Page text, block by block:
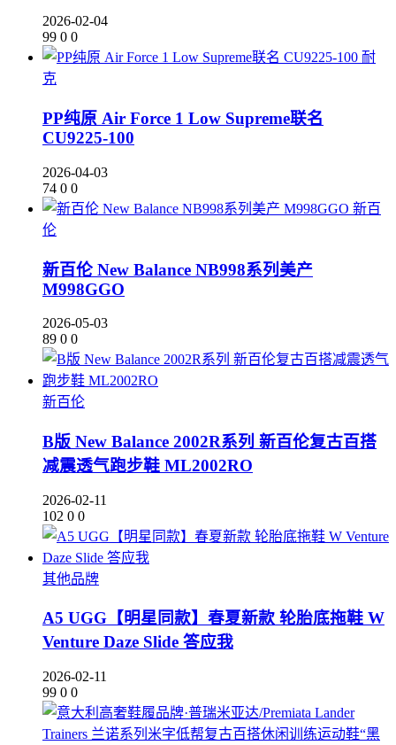
2026-02-04
99 0 0
耐
克
PP纯原 Air Force 1 Low Supreme联名
CU9225-100
2026-04-03
74 0 0
新百
伦
新百伦 New Balance NB998系列美产
M998GGO
2026-05-03
89 0 0
新百伦
B版 New Balance 2002R系列 新百伦复古百搭
减震透气跑步鞋 ML2002RO
2026-02-11
102 0 0
其他品牌
A5 UGG【明星同款】春夏新款 轮胎底拖鞋 W
Venture Daze Slide 答应我
2026-02-11
99 0 0